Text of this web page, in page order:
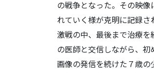
の戦争となった。その映
れていく様が克明に記録さ
激戦の中、最後まで治療
の医師と交信しながら、
画像の発信を続けた７歳